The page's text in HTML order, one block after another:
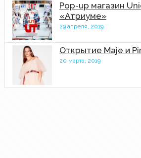
Pop-up магазин
«Атриуме»
29 апреля, 2019
Открытие Maje и
20 марта, 2019